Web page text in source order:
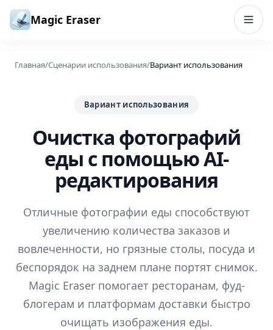
Перейти к содержимому
Magic Eraser
Главная/Сценарии использования/Вариант использования
Вариант использования
Очистка фотографий
еды с помощью AI-
редактирования
Отличные фотографии еды способствуют
увеличению количества заказов и
вовлеченности, но грязные столы, посуда и
беспорядок на заднем плане портят снимок.
Magic Eraser помогает ресторанам, фуд-
блогерам и платформам доставки быстро
очищать изображения еды.